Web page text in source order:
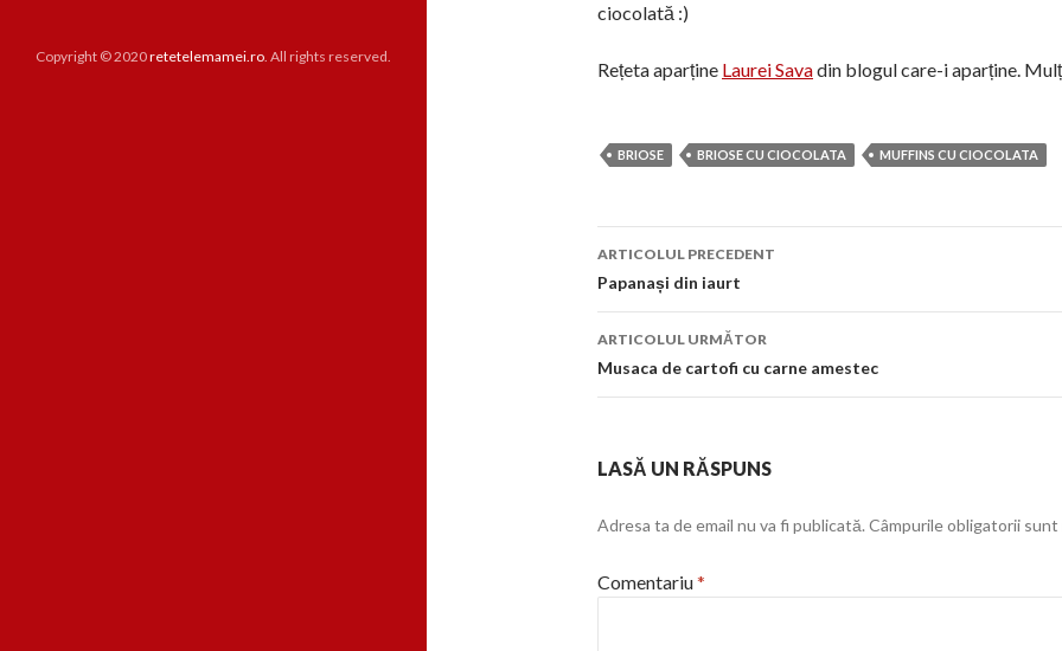
ciocolată :)
Rețeta aparține Laurei Savadin blogul care-i aparține.
BRIOSE BRIOSE CU CIOCOLATA MUFFINS CU CIOCOLATA
Navigare
în
articol
ARTICOLUL PRECEDENT
Papanași din iaurt
ARTICOLUL URMĂTOR
Musaca de cartofi cu carne amestec
LASĂ UN RĂSPUNS
Adresa ta de email nu va fi publicată. Câmpurile obligatorii sunt
Comentariu*
Copyright © 2020retetelemamei.ro. All rights reserved.